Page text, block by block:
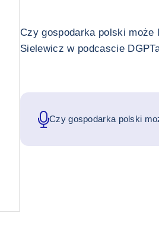
Czy gospodarka polski
Sielewicz w podcascie
Czy gospodarka polski